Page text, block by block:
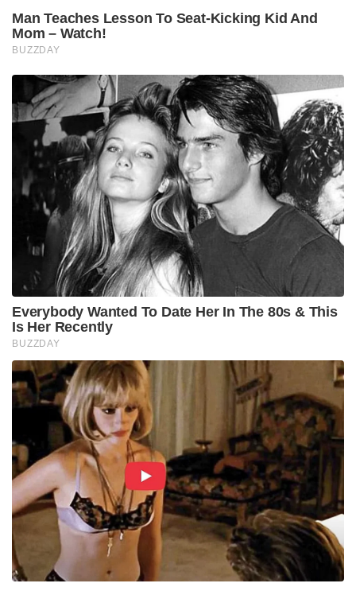
Man Teaches Lesson To Seat-Kicking Kid And
Mom – Watch!
BUZZDAY
Everybody Wanted To Date Her In The 80s & This
Is Her Recently
BUZZDAY